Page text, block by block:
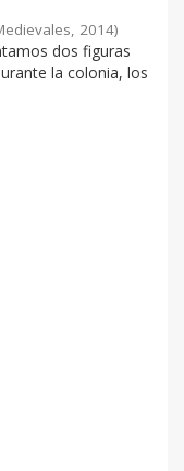
2014)
dos figuras
la colonia, los